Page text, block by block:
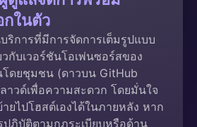
กในตัว
ริการที่มีการจัดการเต็มรูปแบบ
กับเวอร์ชันโอเพ่นซอร์สของ
ดยชุมชน (ดาวบน GitHub
าวด์เพื่อความสะดวก โดยมั่นใจ
ยไปโฮสต์เองได้ในภายหลัง หาก
ฏิบัติตามกฎระเบียบหรือด้าน